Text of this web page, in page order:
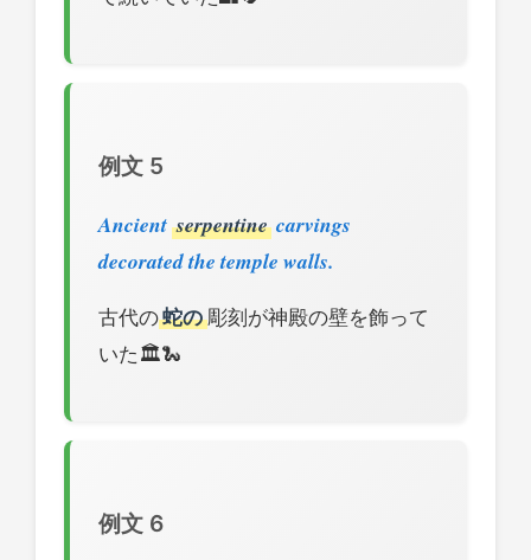
例文 5
Ancient serpentine carvings
decorated the temple walls.
古代の蛇の彫刻が神殿の壁を飾って
いた🏛️🐍
例文 6